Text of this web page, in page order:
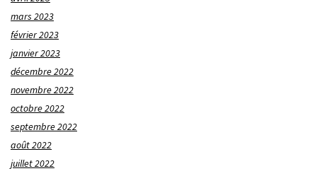
mars 2023
février 2023
janvier 2023
décembre 2022
novembre 2022
octobre 2022
septembre 2022
août 2022
juillet 2022